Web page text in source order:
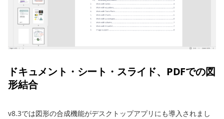
ドキュメント・シート・スライド、PDFでの図
形結合
v8.3では図形の合成機能がデスクトップアプリにも導入されまし